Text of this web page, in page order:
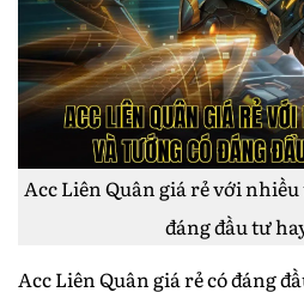
Acc Liên Quân giá rẻ với
đáng đầu tư
Acc Liên Quân giá rẻ có đáng